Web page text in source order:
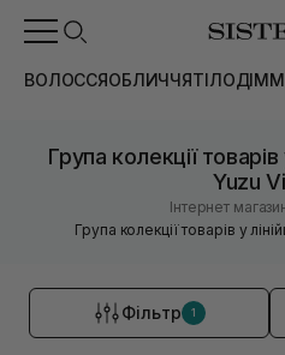
ВОЛОССЯОБЛИЧЧЯТІЛОДІМ
Група колекції товарів
Yuzu
Інтернет
Група колекції товарів у
Фільтр 1